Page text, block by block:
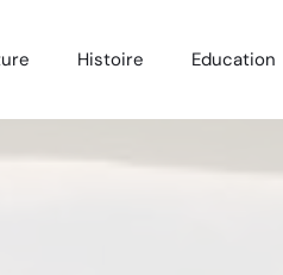
Histoire Education